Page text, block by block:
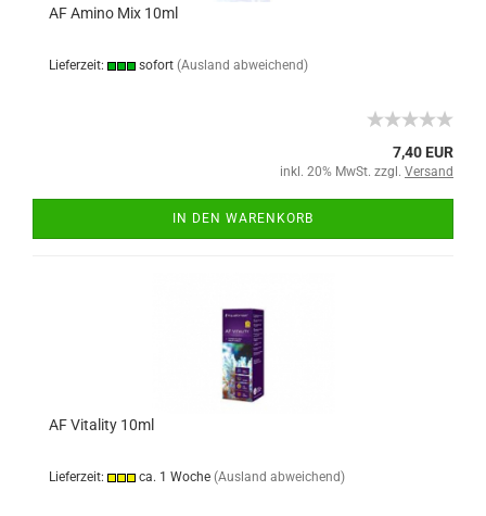
AF Amino Mix 10ml
Lieferzeit: sofort (Ausland abweichend)
7,40 EUR
inkl. 20% MwSt. zzgl. Versand
IN DEN WARENKORB
AF Vitality 10ml
Lieferzeit: ca. 1 Woche (Ausland abweichend)